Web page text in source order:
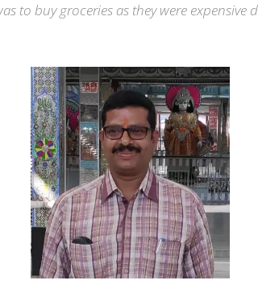
to buy groceries as they were expensive